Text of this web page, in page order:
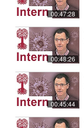
00:47:28
00:48:26
00:45:44